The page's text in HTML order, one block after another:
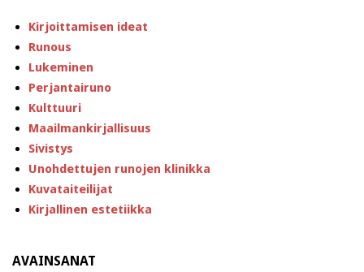
Kirjoittamisen ideat
Runous
Lukeminen
Perjantairuno
Kulttuuri
Maailmankirjallisuus
Sivistys
Unohdettujen runojen klinikka
Kuvataiteilijat
Kirjallinen estetiikka
AVAINSANAT